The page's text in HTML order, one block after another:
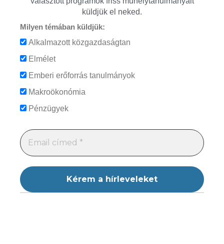
küldjük el neked.
Milyen témában küldjük:
Alkalmazott közgazdaságtan
Elmélet
Emberi erőforrás tanulmányok
Makroökonómia
Pénzügyek